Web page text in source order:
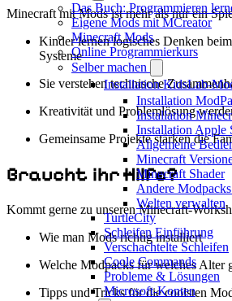
Das Buch: Programmieren
Eigene Mods mit MCreator
Minecraft Mods
Online Programmierkurs
Selber machen
Installation KidsLab-
Installation
Installation
Installation
Allgemeine
Minecraft
Minecraft Shader
Andere
Welten verwalten
TurtleCity
Schleifen Einführung
Verschachtelte Schleifen
Coole Commands
Probleme & Lösungen
Microsoft-Konten
Minecraft mit Mods ist mehr als nur ein
Kinder lernen logisches Denken
Systeme
Sie verstehen technische
Kreativität und Problemlösung
Gemeinsame Projekte stärken die
Braucht ihr Hilfe?
Kommt gerne zu unseren Minecraft-
Wie man Mods richtig installiert
Welche Modpacks für welches Alter
Tipps und Tricks für die coolsten